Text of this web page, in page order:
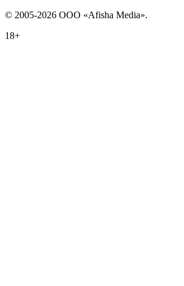
© 2005-2026 ООО «Afisha Media».
18+